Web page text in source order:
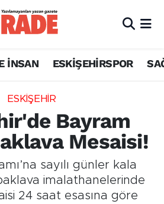
İNSAN ESKİŞEHİRSPOR
ESKİŞEHİR
Bayram
Mesaisi!
sayılı günler kala
imalathanelerinde
24 saat esasına göre